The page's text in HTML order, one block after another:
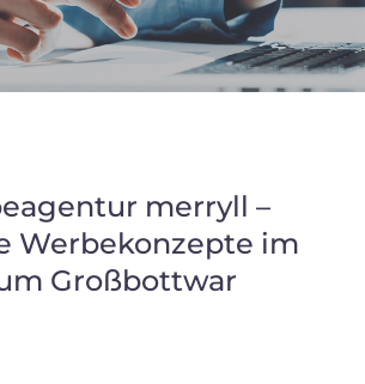
merryll –
Werbekonzepte im
Großbottwar